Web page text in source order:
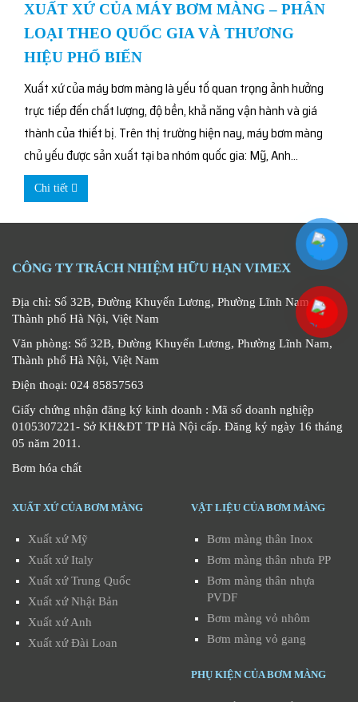
XUẤT XỨ CỦA MÁY BƠM MÀNG – PHÂN
LOẠI THEO QUỐC GIA VÀ THƯƠNG
HIỆU PHỔ BIẾN
Xuất xứ của máy bơm màng là yếu tố quan trọng ảnh hưởng
trực tiếp đến chất lượng, độ bền, khả năng vận hành và giá
thành của thiết bị. Trên thị trường hiện nay, máy bơm màng
chủ yếu được sản xuất tại ba nhóm quốc gia: Mỹ, Anh...
Chi tiết
CÔNG TY TRÁCH NHIỆM HỮU HẠN VIMEX
Địa chỉ: Số 32B, Đường Khuyến Lương, Phường Lĩnh Nam,
Thành phố Hà Nội, Việt Nam
Văn phòng: Số 32B, Đường Khuyến Lương, Phường Lĩnh Nam,
Thành phố Hà Nội, Việt Nam
Điện thoại: 024 85857563
Giấy chứng nhận đăng ký kinh doanh : Mã số doanh nghiệp
0105307221- Sở KH&ĐT TP Hà Nội cấp. Đăng ký ngày 16 tháng
05 năm 2011.
Bơm hóa chất
XUẤT XỨ CỦA BƠM MÀNG
Xuất xứ Mỹ
Xuất xứ Italy
Xuất xứ Trung Quốc
Xuất xứ Nhật Bản
Xuất xứ Anh
Xuất xứ Đài Loan
VẬT LIỆU CỦA BƠM MÀNG
Bơm màng thân Inox
Bơm màng thân nhưa PP
Bơm màng thân nhựa
PVDF
Bơm màng vỏ nhôm
Bơm màng vỏ gang
PHỤ KIỆN CỦA BƠM MÀNG